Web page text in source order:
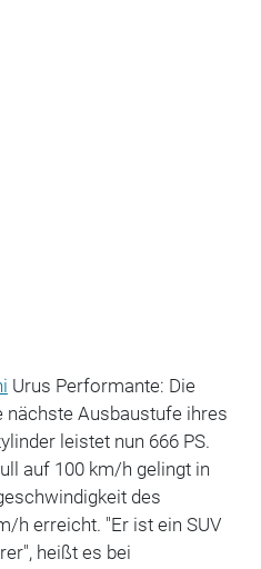
Urus Performante: Die
nächste Ausbaustufe ihres
leistet nun 666 PS.
auf 100 km/h gelingt in
des
h erreicht. "Er ist ein SUV
heißt es bei